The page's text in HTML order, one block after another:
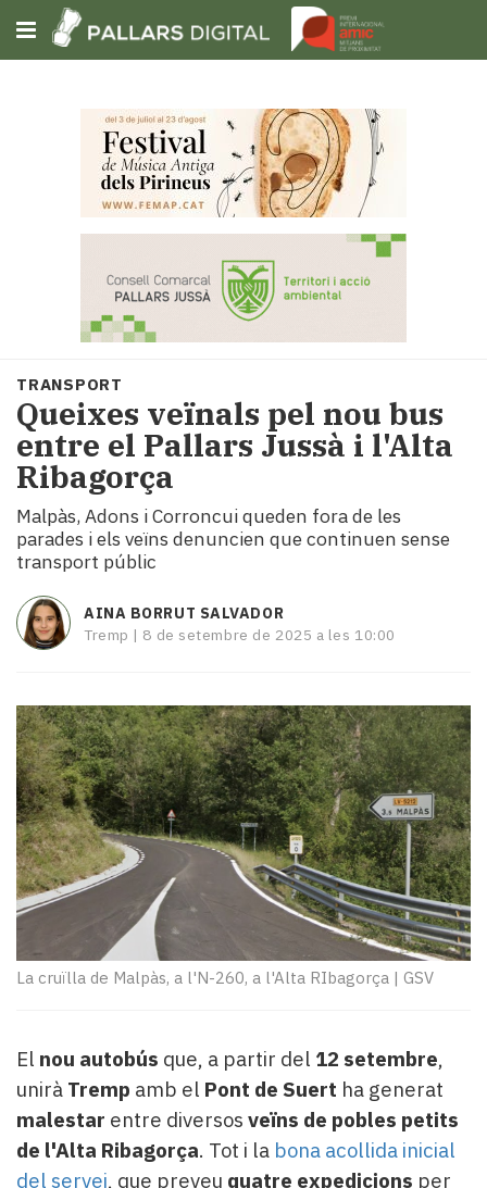
Subscriu-t'hi
Portada
Societat
Política
i
municipis
Economia
turisme
Cultura
Esports
Mai
tant!
TV
mitjans
El
temps
Reportatges
Entrevistes
Enquestes
A
escena!
Dis
teva!
Subscriptors
del
Pallars
Contingut
patrocinat
Lo
més
TRANSPORT
Queixes veïnals pel nou bus
entre el Pallars Jussà i l'Alta
Ribagorça
Malpàs, Adons i Corroncui queden fora de les
parades i els veïns denuncien que continuen sense
transport públic
AINA BORRUT SALVADOR
Tremp | 8 de setembre de 2025 a les 10:00
La cruïlla de Malpàs, a l'N-260, a l'Alta RIbagorça | GSV
El nou autobús que, a partir del 12 setembre,
unirà Tremp amb el Pont de Suert ha generat
malestar entre diversos veïns de pobles petits
de l'Alta Ribagorça. Tot i la bona acollida inicial
del servei, que preveu quatre expedicions per